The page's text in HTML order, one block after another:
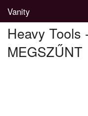
Vanity
Heavy Tools
MEGSZŰNT